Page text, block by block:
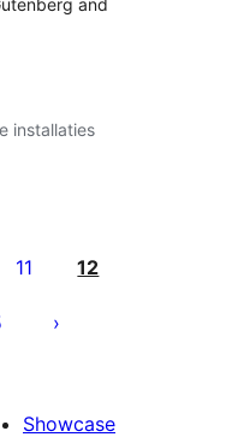
and
installaties
11 12
Showcase